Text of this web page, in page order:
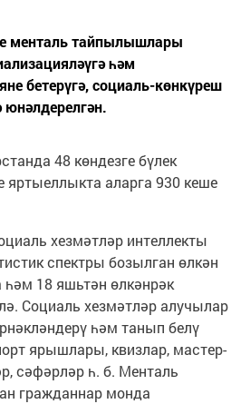
менталь тайпылышлары
һәм
бетерүгә, социаль-көнкүреш
юнәлдерелгән.
48 көндезге бүлек
яртыеллыкта аларга 930 кеше
хезмәтләр интеллекты
спектры бозылган өлкән
һәм 18 яшьтән өлкәнрәк
Социаль хезмәтләр алучылар
һәм танып белү
ярышлары, квизлар, мастер-
сәфәрләр һ. б. Менталь
гражданнар монда